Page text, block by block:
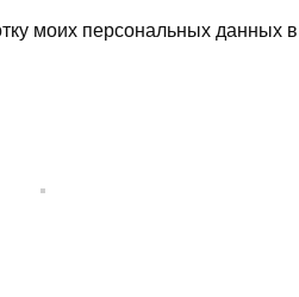
моих персональных данных в